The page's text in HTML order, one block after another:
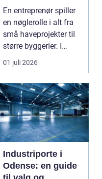
rette
samarbejdspartner
til dit byggeri
En entreprenør spiller
en nøglerolle i alt fra
små haveprojekter til
større byggerier. I
Nordjylland...
01 juli 2026
Industriporte i
Odense: en guide